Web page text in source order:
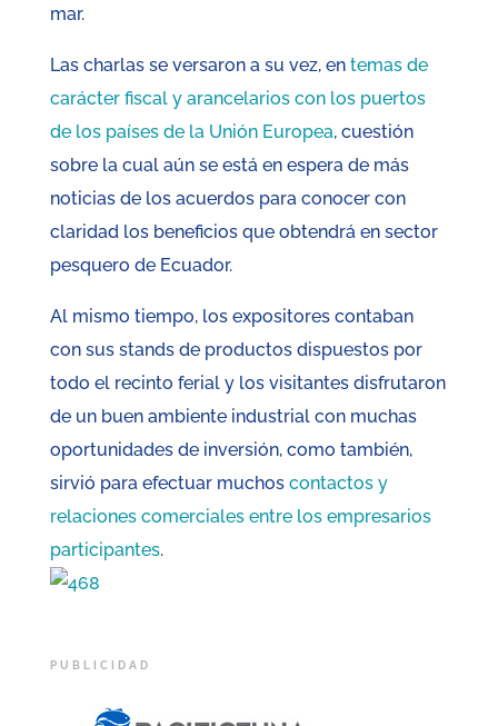
mar.
Las charlas se versaron a su vez, en temas de
carácter fiscal y arancelarios con los puertos
de los países de la Unión Europea, cuestión
sobre la cual aún se está en espera de más
noticias de los acuerdos para conocer con
claridad los beneficios que obtendrá en sector
pesquero de Ecuador.
Al mismo tiempo, los expositores contaban
con sus stands de productos dispuestos por
todo el recinto ferial y los visitantes disfrutaron
de un buen ambiente industrial con muchas
oportunidades de inversión, como también,
sirvió para efectuar muchos contactos y
relaciones comerciales entre los empresarios
participantes.